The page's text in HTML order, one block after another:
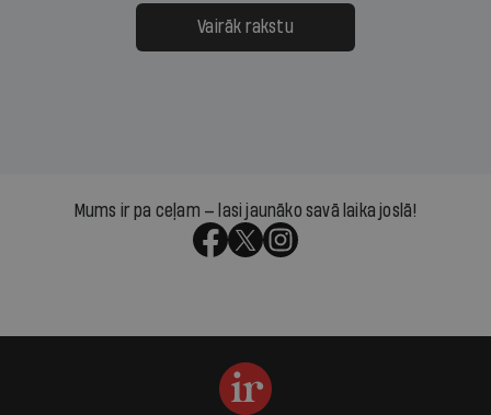
Vairāk rakstu
Mums ir pa ceļam — lasi jaunāko savā laika joslā!